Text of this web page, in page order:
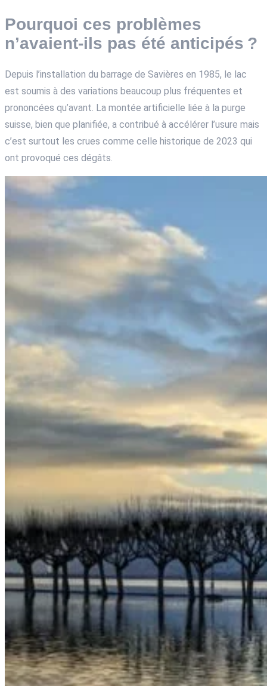
Pourquoi ces problèmes
n’avaient-ils pas été anticipés ?
Depuis l’installation du barrage de Savières en 1985, le lac
est soumis à des variations beaucoup plus fréquentes et
prononcées qu’avant. La montée artificielle liée à la purge
suisse, bien que planifiée, a contribué à accélérer l’usure mais
c’est surtout les crues comme celle historique de 2023 qui
ont provoqué ces dégâts.